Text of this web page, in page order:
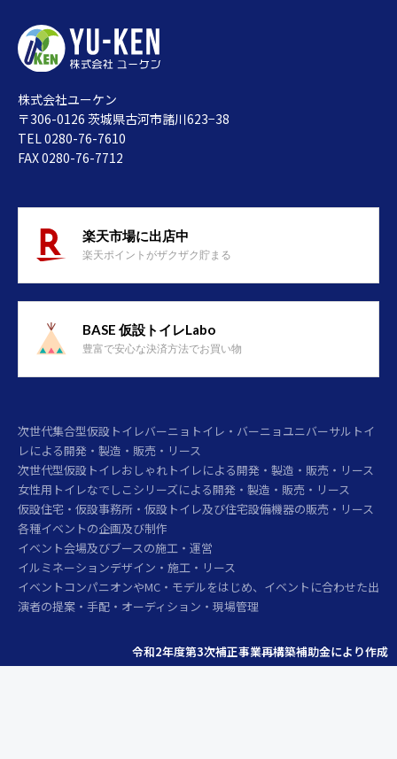
株式会社ユーケン
〒306-0126 茨城県古河市諸川623−38
TEL 0280-76-7610
FAX 0280-76-7712
楽天市場に出店中
楽天ポイントがザクザク貯まる
BASE 仮設トイレLabo
豊富で安心な決済方法でお買い物
次世代集合型仮設トイレバーニョトイレ・バーニョユニバーサルトイ
レによる開発・製造・販売・リース
次世代型仮設トイレおしゃれトイレによる開発・製造・販売・リース
女性用トイレなでしこシリーズによる開発・製造・販売・リース
仮設住宅・仮設事務所・仮設トイレ及び住宅設備機器の販売・リース
各種イベントの企画及び制作
イベント会場及びブースの施工・運営
イルミネーションデザイン・施工・リース
イベントコンパニオンやMC・モデルをはじめ、イベントに合わせた出
演者の提案・手配・オーディション・現場管理
令和2年度第3次補正事業再構築補助金により作成